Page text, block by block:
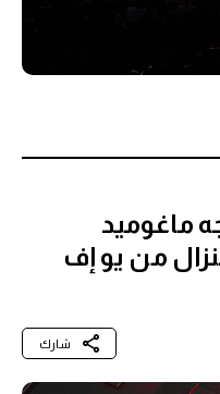
ماغوميد
من يو إف
شارك